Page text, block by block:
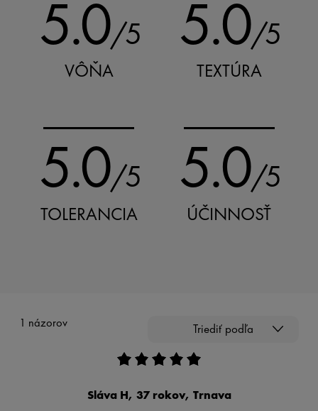
5.0/5
VÔŇA
5.0/5
TEXTÚRA
5.0/5
TOLERANCIA
5.0/5
ÚČINNOSŤ
1 názorov Triediť podľa
Sláva H, 37 rokov, Trnava